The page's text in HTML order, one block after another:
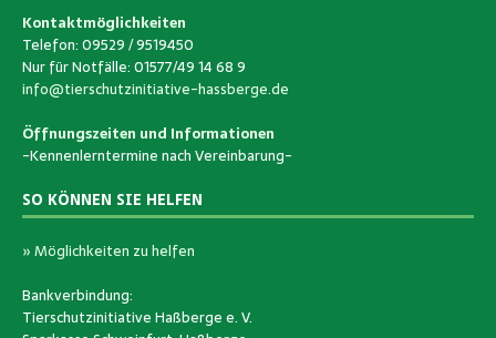
Kontaktmöglichkeiten
Telefon: 09529 / 9519450
Nur für Notfälle: 01577/49 14 68 9
info@tierschutzinitiative-hassberge.de
Öffnungszeiten und Informationen
-Kennenlerntermine nach Vereinbarung-
SO KÖNNEN SIE HELFEN
» Möglichkeiten zu helfen
Bankverbindung:
Tierschutzinitiative Haßberge e. V.